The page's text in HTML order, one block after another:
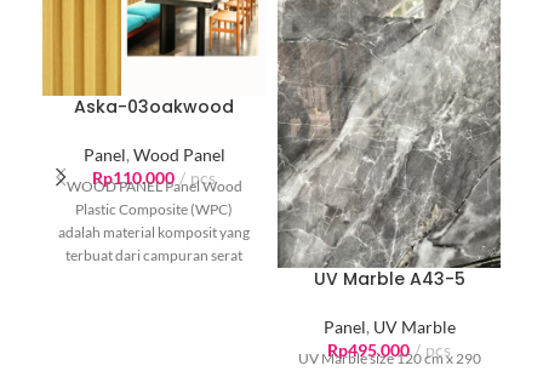
Aska-03oakwood
Panel, Wood Panel
Rp110.000 pcs
WOOD PANEL Panel Wood
Plastic Composite (WPC)
adalah material komposit yang
terbuat dari campuran serat
UV Marble A43-5
Panel, UV Marble
Rp495.000 pcs
UV Marble size 120 cm x 290